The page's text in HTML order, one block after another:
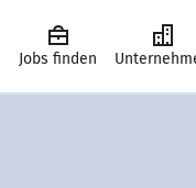
Jobs finden